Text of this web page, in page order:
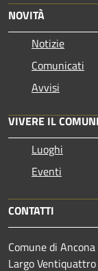
NOVITÀ
Notizie
Comunicati
Avvisi
VIVERE IL
Luoghi
Eventi
CONTATTI
Comune di Ancona
Largo